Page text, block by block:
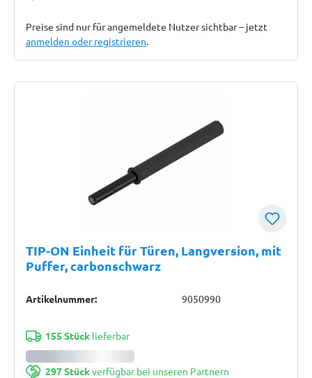
Preise sind nur für angemeldete Nutzer sichtbar – jetzt
anmelden oder registrieren.
TIP-ON Einheit für Türen, Langversion, mit
Puffer, carbonschwarz
Artikelnummer: 9050990
155 Stücklieferbar
297 Stückverfügbar bei unseren Partnern